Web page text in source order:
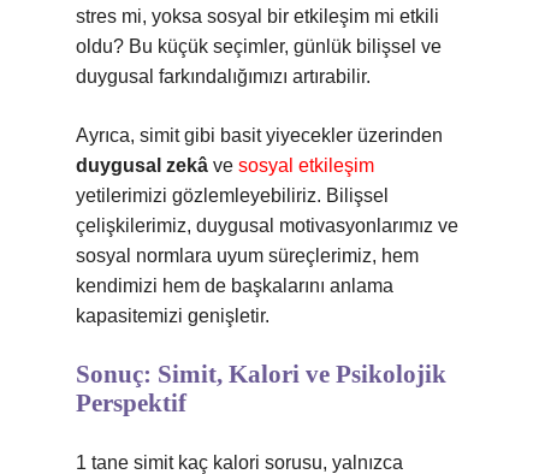
stres mi, yoksa sosyal bir etkileşim mi etkili
oldu? Bu küçük seçimler, günlük bilişsel ve
duygusal farkındalığımızı artırabilir.
Ayrıca, simit gibi basit yiyecekler üzerinden
duygusal zekâ ve sosyal etkileşim
yetilerimizi gözlemleyebiliriz. Bilişsel
çelişkilerimiz, duygusal motivasyonlarımız ve
sosyal normlara uyum süreçlerimiz, hem
kendimizi hem de başkalarını anlama
kapasitemizi genişletir.
Sonuç: Simit, Kalori ve Psikolojik
Perspektif
1 tane simit kaç kalori sorusu, yalnızca